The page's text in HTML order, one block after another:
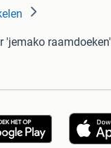
'jemako raamdoeken'